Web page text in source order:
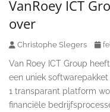
VanRoey ICT
over
Christophe Slegers
Van Roey ICT Group
een uniek
1 transparant platform
financiële